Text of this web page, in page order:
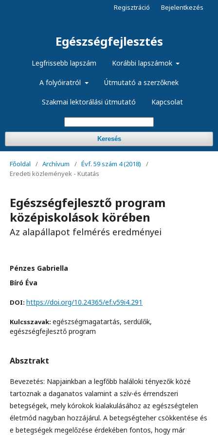
Egészségfejlesztés
Legfrissebb lapszám Korábbi lapszámok
A folyóiratról Útmutató a szerzőknek
Szakmai lektorálási útmutató Kapcsolat
Keresés
Regisztráció Bejelentkezés
Főoldal / Archívum / Évf. 59 szám 4 (2018)
/
Eredeti közlemények - Kutatás
Egészségfejlesztő program
középiskolások körében
Az alapállapot felmérés eredményei
Pénzes Gabriella
Bíró Éva
DOI: https://doi.org/10.24365/ef.v59i4.291
Kulcsszavak: egészségmagatartás, serdülők,
egészségfejlesztő program
Absztrakt
Bevezetés: Napjainkban a legfőbb haláloki tényezők közé
tartoznak a daganatos valamint a szív-és érrendszeri
betegségek, mely kórokok kialakulásához az egészségtelen
életmód nagyban hozzájárul. A betegségteher csökkentése és
e betegségek megelőzése érdekében fontos, hogy már